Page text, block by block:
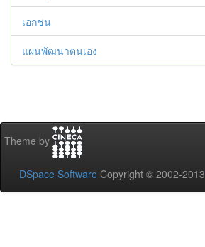
เอกชน
แผนพัฒนาตนเอง
Theme by
DSpace Software Copyright © 2002-2013